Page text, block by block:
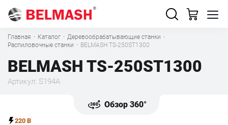
Главная · Каталог · Деревообрабатывающие станки ·
Распиловочные станки · BELMASH TS-250ST1300
BELMASH TS-250ST1300
Артикул: S194A
Обзор 360°
220 В